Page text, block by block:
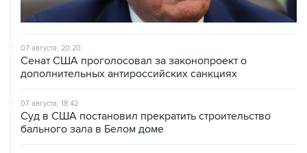
07 августа, 20:20
Сенат США проголосовал за законопроект о
дополнительных антироссийских санкциях
07 августа, 18:42
Суд в США постановил прекратить строительство
бального зала в Белом доме